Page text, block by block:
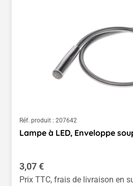
Réf. produit : 207642
Lampe à LED, Enveloppe
Prix régulier :
3,07 €
Prix TTC, frais de livraison en